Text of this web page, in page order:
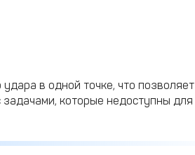
в одной точке, что позволяет
которые недоступны для